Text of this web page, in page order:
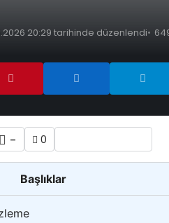
20:29 tarihinde düzenlendi
- 0
Başlıklar